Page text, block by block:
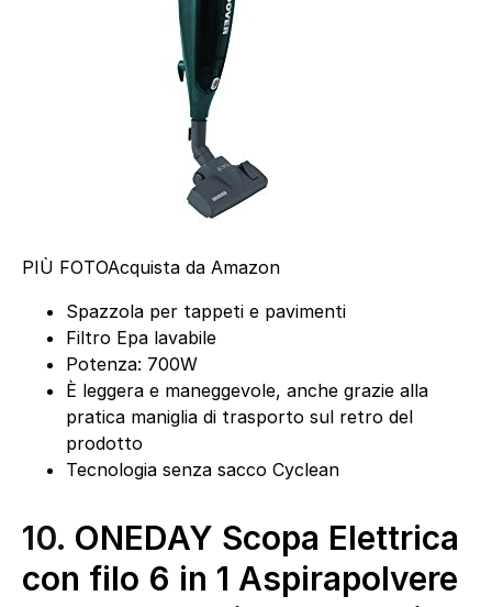
PIÙ FOTOAcquista da Amazon
Spazzola per tappeti e pavimenti
Filtro Epa lavabile
Potenza: 700W
È leggera e maneggevole, anche grazie alla
pratica maniglia di trasporto sul retro del
prodotto
Tecnologia senza sacco Cyclean
10. ONEDAY Scopa Elettrica
con filo 6 in 1 Aspirapolvere